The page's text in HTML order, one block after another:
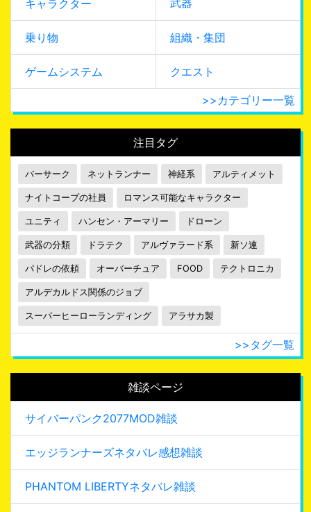
キャラクター
乗り物 組織・集団
ゲームシステム クエスト
>>カテゴリー一覧
注目タグ
バーサーク ネットランナー 神経系 アルティメット
ナイトコープの社員 ロマンス可能なキャラクター
ユニティ ハンセン・アーマリー ドローン
武器の分類 ドラテク アルヴァラード系 新ソ連
パドレの依頼 オーバーチュア FOOD テクトロニカ
アルデカルドス関係のジョブ
スーパーヒーローランディング アラサカ製
>>タグ一覧
雑談ページ
サイバーパンク2077MOD雑談
エッジランナーズネタバレ感想雑談
PHANTOM LIBERTYネタバレ雑談